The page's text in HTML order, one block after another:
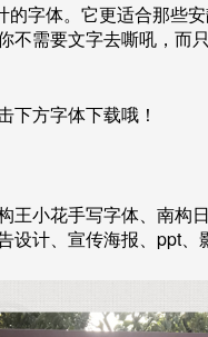
字体。它更适合那些
不需要文字去嘶吼，而
下方字体下载哦！
王小花手写字体、南构
计、宣传海报、ppt、